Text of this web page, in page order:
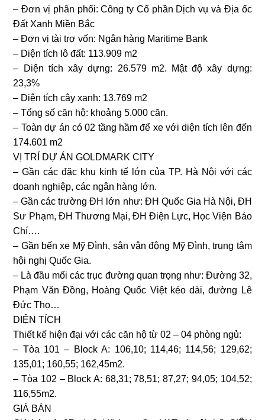
– Đơn vị phân phối: Công ty Cổ phần Dịch vụ và Địa ốc
Đất Xanh Miền Bắc
– Đơn vị tài trợ vốn: Ngân hàng Maritime Bank
– Diện tích lô đất: 113.909 m2
– Diện tích xây dựng: 26.579 m2. Mật độ xây dựng:
23,3%
– Diện tích cây xanh: 13.769 m2
– Tổng số căn hộ: khoảng 5.000 căn.
– Toàn dự án có 02 tầng hầm để xe với diện tích lên đến
174.601 m2
VỊ TRÍ DỰ ÁN GOLDMARK CITY
– Gần các đặc khu kinh tế lớn của TP. Hà Nội với các
doanh nghiệp, các ngân hàng lớn.
– Gần các trường ĐH lớn như: ĐH Quốc Gia Hà Nội, ĐH
Sư Phạm, ĐH Thương Mại, ĐH Điện Lực, Học Viện Báo
Chí….
– Gần bến xe Mỹ Đình, sân vận động Mỹ Đình, trung tâm
hội nghị Quốc Gia.
– Là đầu mối các trục đường quan trọng như: Đường 32,
Phạm Văn Đồng, Hoàng Quốc Việt kéo dài, đường Lê
Đức Thọ…
DIỆN TÍCH
Thiết kế hiện đại với các căn hộ từ 02 – 04 phòng ngủ:
– Tòa 101 – Block A: 106,10; 114,46; 114,56; 129,62;
135,01; 160,55; 162,45m2.
– Tòa 102 – Block A: 68,31; 78,51; 87,27; 94,05; 104,52;
116,55m2.
GIÁ BÁN